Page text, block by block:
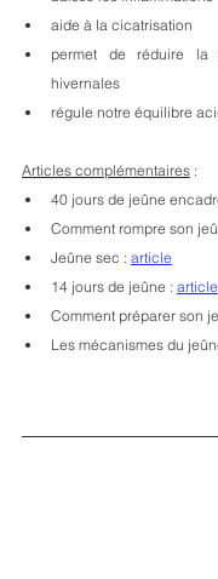
aide à la cicatrisation
permet de réduire la
hivernales
régule notre équilibre
Articles complémentaires :
40 jours de jeûne
Comment rompre son
Jeûne sec : article
14 jours de jeûne : article
Comment préparer son
Les mécanismes du